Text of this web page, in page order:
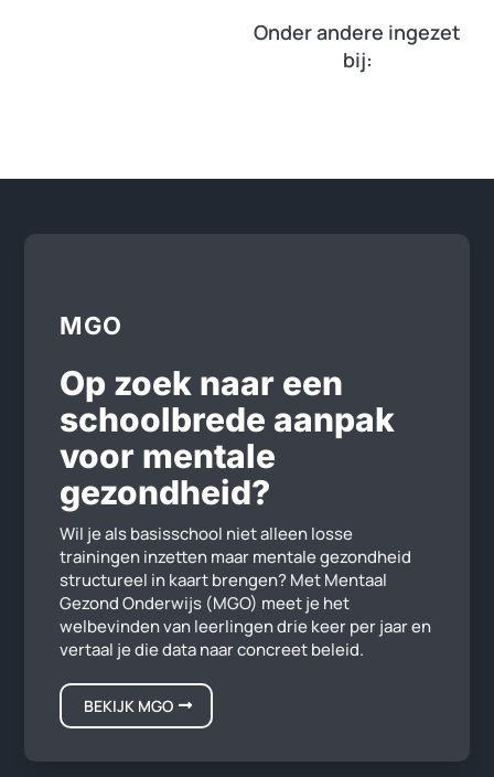
Onder andere ingezet
bij:
MGO
Op zoek naar een
schoolbrede aanpak
voor mentale
gezondheid?
Wil je als basisschool niet alleen losse
trainingen inzetten maar mentale gezondheid
structureel in kaart brengen? Met Mentaal
Gezond Onderwijs (MGO) meet je het
welbevinden van leerlingen drie keer per jaar en
vertaal je die data naar concreet beleid.
BEKIJK MGO